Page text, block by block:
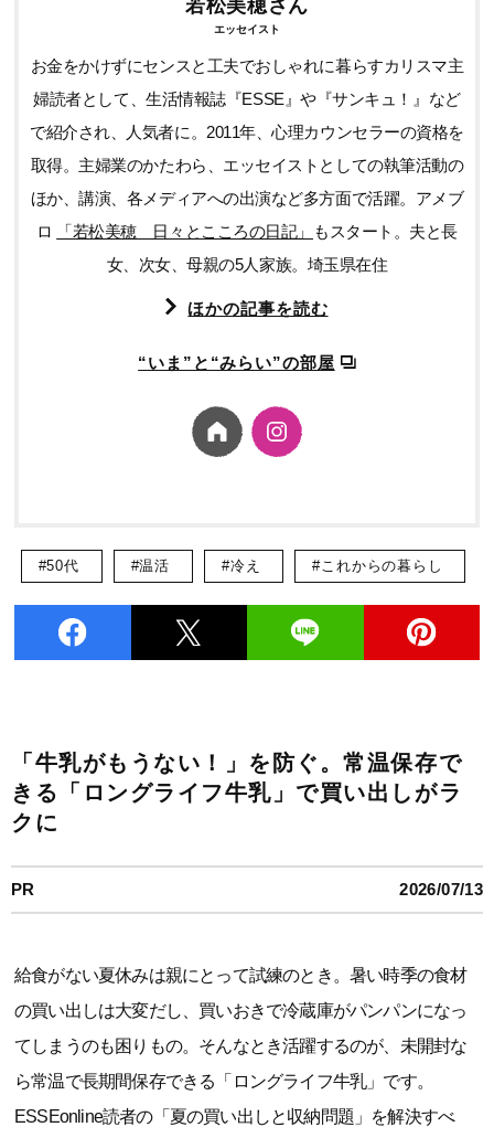
若松美穂さん
エッセイスト
お金をかけずにセンスと工夫でおしゃれに暮らすカリスマ主
婦読者として、生活情報誌『ESSE』や『サンキュ！』など
で紹介され、人気者に。2011年、心理カウンセラーの資格を
取得。主婦業のかたわら、エッセイストとしての執筆活動の
ほか、講演、各メディアへの出演など多方面で活躍。アメブ
ロ
「若松美穂 日々とこころの日記」
もスタート。夫と長
女、次女、母親の5人家族。埼玉県在住
ほかの記事を読む
“いま”と“みらい”の部屋
#50代 #温活 #冷え #これからの暮らし
「牛乳がもうない！」を防ぐ。常温保存で
きる「ロングライフ牛乳」で買い出しがラ
クに
PR 2026/07/13
給食がない夏休みは親にとって試練のとき。暑い時季の食材
の買い出しは大変だし、買いおきで冷蔵庫がパンパンになっ
てしまうのも困りもの。そんなとき活躍するのが、未開封な
ら常温で長期間保存できる「ロングライフ牛乳」です。
ESSEonline読者の「夏の買い出しと収納問題」を解決すべ